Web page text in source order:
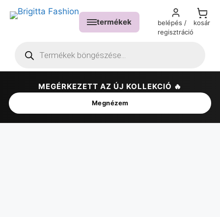
termékek
belépés /
regisztráció
kosár
MEGÉRKEZETT AZ ÚJ KOLLEKCIÓ 🔥
Megnézem